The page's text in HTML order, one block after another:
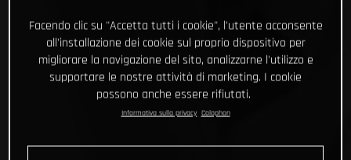
Facendo clic su "Accetta tutti i cookie", l'utente acconsente
all'installazione dei cookie sul proprio dispositivo per
migliorare la navigazione del sito, analizzarne l'utilizzo e
supportare le nostre attività di marketing. I cookie
possono anche essere rifiutati.
Informativa sulla privacy Colophon